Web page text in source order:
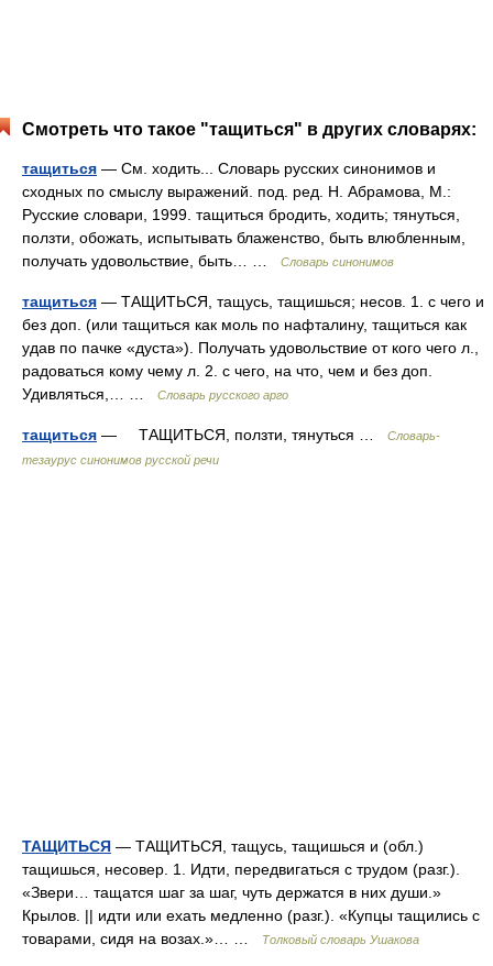
Смотреть что такое "тащиться" в других словарях:
тащиться — См. ходить... Словарь русских синонимов и
сходных по смыслу выражений. под. ред. Н. Абрамова, М.:
Русские словари, 1999. тащиться бродить, ходить; тянуться,
ползти, обожать, испытывать блаженство, быть влюбленным,
получать удовольствие, быть… …
Словарь синонимов
тащиться — ТАЩИТЬСЯ, тащусь, тащишься; несов. 1. с чего и
без доп. (или тащиться как моль по нафталину, тащиться как
удав по пачке «дуста»). Получать удовольствие от кого чего л.,
радоваться кому чему л. 2. с чего, на что, чем и без доп.
Удивляться,… …
Словарь русского арго
тащиться — ТАЩИТЬСЯ, ползти, тянуться …
Словарь-
тезаурус синонимов русской речи
ТАЩИТЬСЯ — ТАЩИТЬСЯ, тащусь, тащишься и (обл.)
тащишься, несовер. 1. Идти, передвигаться с трудом (разг.).
«Звери… тащатся шаг за шаг, чуть держатся в них души.»
Крылов. || идти или ехать медленно (разг.). «Купцы тащились с
товарами, сидя на возах.»… …
Толковый словарь Ушакова